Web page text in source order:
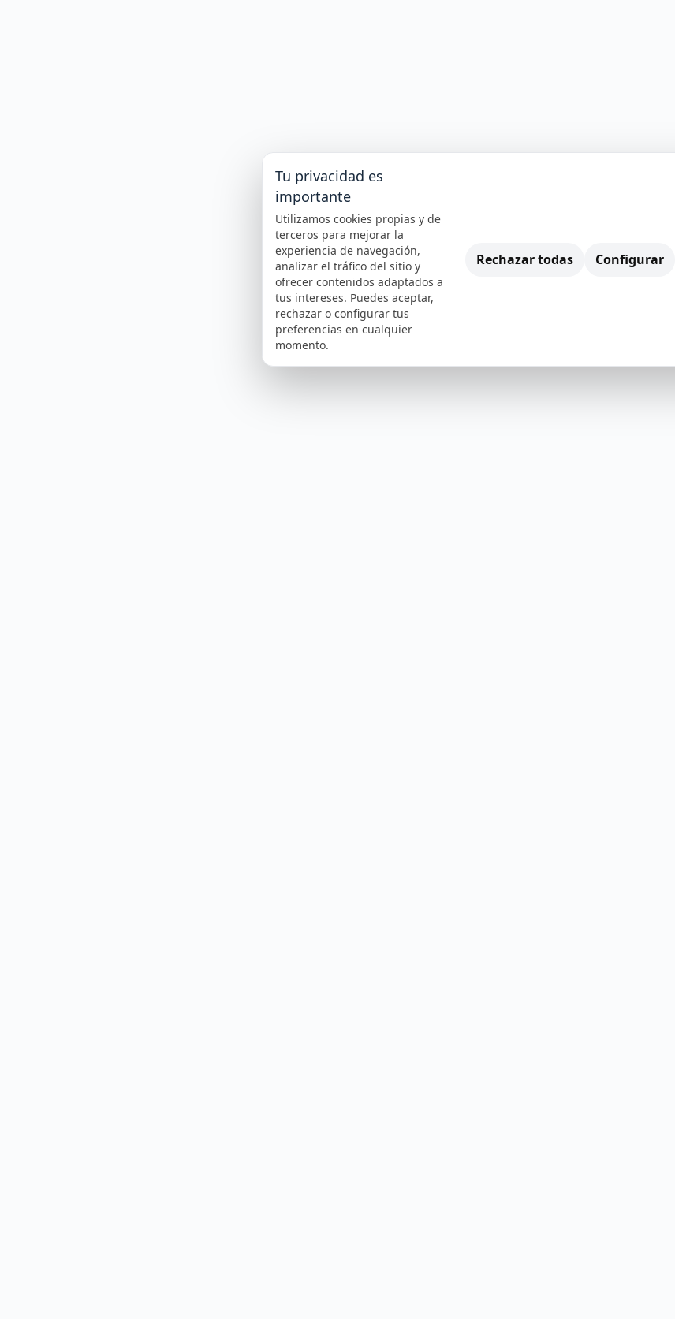
Tu privacidad es
importante
Utilizamos cookies propias y de
terceros para mejorar la
experiencia de navegación,
analizar el tráfico del sitio y
ofrecer contenidos adaptados a
tus intereses. Puedes aceptar,
rechazar o configurar tus
preferencias en cualquier
momento.
Rechazar todas Configurar